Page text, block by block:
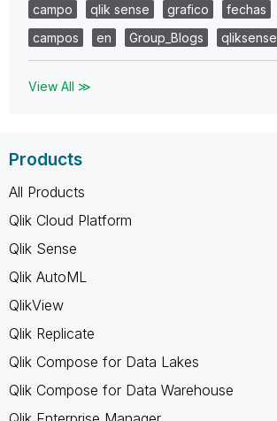
campo
qlik sense grafico fechas
campos
en Group_Blogs qliksense
View All ≫
Products
All Products
Qlik Cloud Platform
Qlik Sense
Qlik AutoML
QlikView
Qlik Replicate
Qlik Compose for Data Lakes
Qlik Compose for Data Warehouse